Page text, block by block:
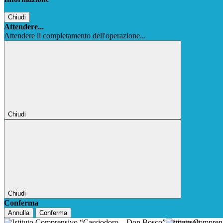
Chiudi
Attendere...
Attendere il completamento dell'operazione...
Chiudi
Chiudi
Conferma
Annulla Conferma